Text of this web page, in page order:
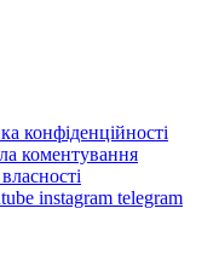
конфіденційності
коментування
instagram telegram